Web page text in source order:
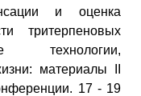
и оценка
тритерпеновых
технологии,
материалы II
17 - 19